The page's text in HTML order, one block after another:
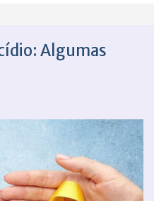
Algumas